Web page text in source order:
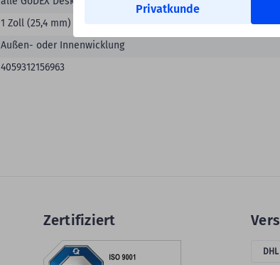
Privatkunde
1 Zoll (25,4 mm) - 3 Zoll (76,2 mm)
Außen- oder Innenwicklung
4059312156963
Zertifiziert
DHL